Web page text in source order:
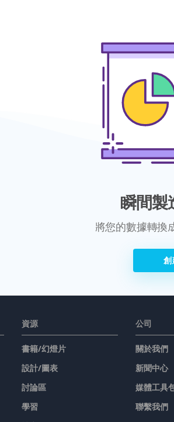
瞬間製
將您的數據轉換
創
資源
書籍/幻燈片
設計/圖表
討論區
學習
公司
關於我們
新聞中心
媒體工具
聯繫我們